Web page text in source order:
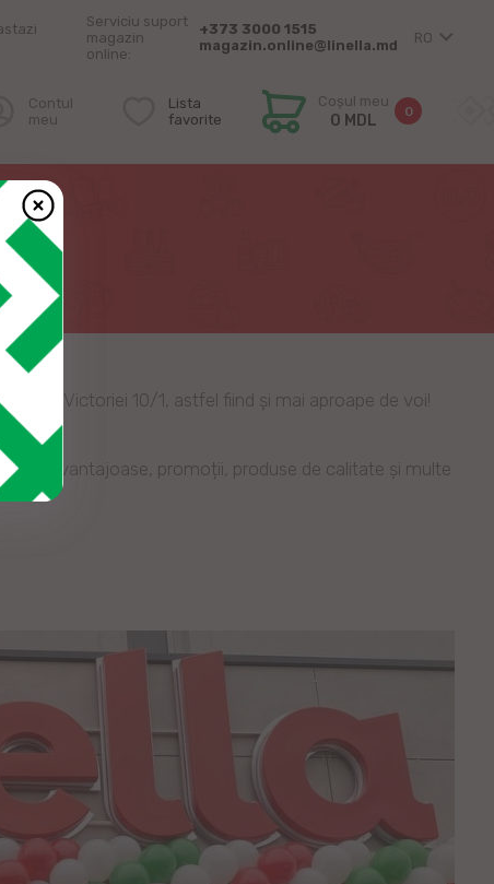
Serviciu suport
magazin
online:
+373 3000 1515
magazin.online@linella.md
RO
Contul
meu
Lista
favorite
Coșul meu
0 MDL 0
str. Victoriei 10/1, astfel fiind și mai aproape de voi!
avantajoase, promoții, produse de calitate și multe